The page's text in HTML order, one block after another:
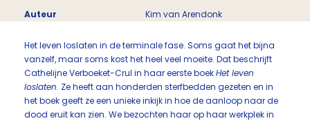
Auteur
Kim van Arendonk
Het leven loslaten in de terminale fase. Soms gaat het bijna
vanzelf, maar soms kost het heel veel moeite. Dat beschrijft
Cathelijne Verboeket-Crul in haar eerste boekHet leven
loslaten. Ze heeft aan honderden sterfbedden gezeten en in
het boek geeft ze een unieke inkijk in hoe de aanloop naar de
dood eruit kan zien. We bezochten haar op haar werkplek in